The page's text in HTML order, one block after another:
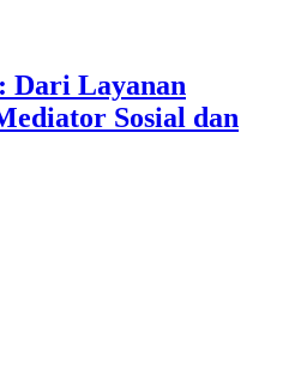
Dari Layanan
Sosial dan